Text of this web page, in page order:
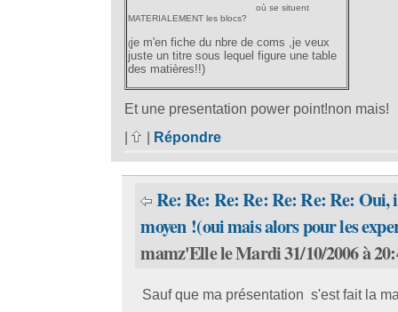
où se situent
MATERIALEMENT les blocs?
(je m'en fiche du nbre de coms ,je veux
juste un titre sous lequel figure une table
des matières!!)
Et une presentation power point!non mais!
Répondre
Re: Re: Re: Re: Re: Re: Re: Oui,
moyen !(oui mais alors pour les
mamz'Elle le Mardi 31/10/2006 à
Sauf que ma présentation s'est fait la